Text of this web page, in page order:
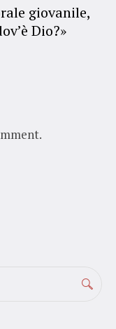
giovanile,
Dio?»